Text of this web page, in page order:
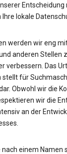
Ihre lokale
werden wir eng
anderen Stellen
verbessern. Das
stellt für
Obwohl wir die
wir die
an der
einem Namen